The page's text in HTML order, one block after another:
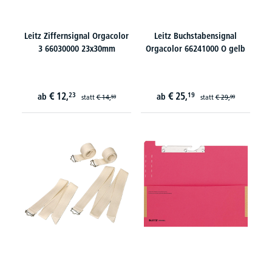
Leitz Ziffernsignal Orgacolor
3 66030000 23x30mm
ab € 12,23 statt€ 14,59
Leitz Buchstabensignal
Orgacolor 66241000 O gelb
ab € 25,19 statt€ 29,99